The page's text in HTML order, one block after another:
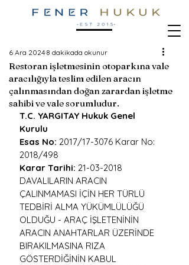
Restoran işletmesinin otoparkına vale
aracılığıyla teslim edilen aracın
çalınmasından doğan zarardan işletme
sahibi ve vale sorumludur.
6 Ara 2024 8 dakikada okunur
T.C. YARGITAY Hukuk Genel
Kurulu
Esas No: 2017/17-3076 Karar No:
2018/498
Karar Tarihi: 21-03-2018
DAVALILARIN ARACIN
ÇALINMAMASI İÇİN HER TÜRLÜ
TEDBİRİ ALMA YÜKÜMLÜLÜĞÜ
OLDUĞU - ARAÇ İŞLETENİNİN
ARACIN ANAHTARLAR ÜZERİNDE
BIRAKILMASINA RIZA
GÖSTERDİĞİNİN KABUL